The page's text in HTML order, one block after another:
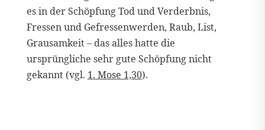
es in der Schöpfung Tod und Verderbnis,
Fressen und Gefressenwerden, Raub, List,
Grausamkeit – das alles hatte die
ursprüngliche sehr gute Schöpfung nicht
gekannt (vgl. 1. Mose 1,30).